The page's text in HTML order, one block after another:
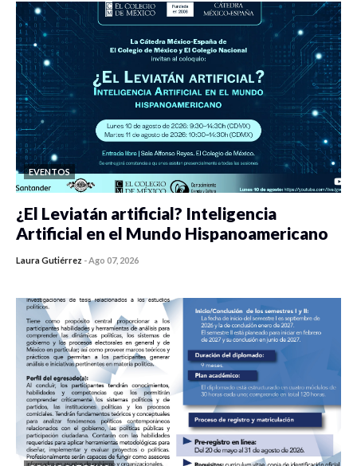
EVENTOS
¿El Leviatán artificial? Inteligencia
Artificial en el Mundo Hispanoamericano
Laura Gutiérrez -Ago 07, 2026